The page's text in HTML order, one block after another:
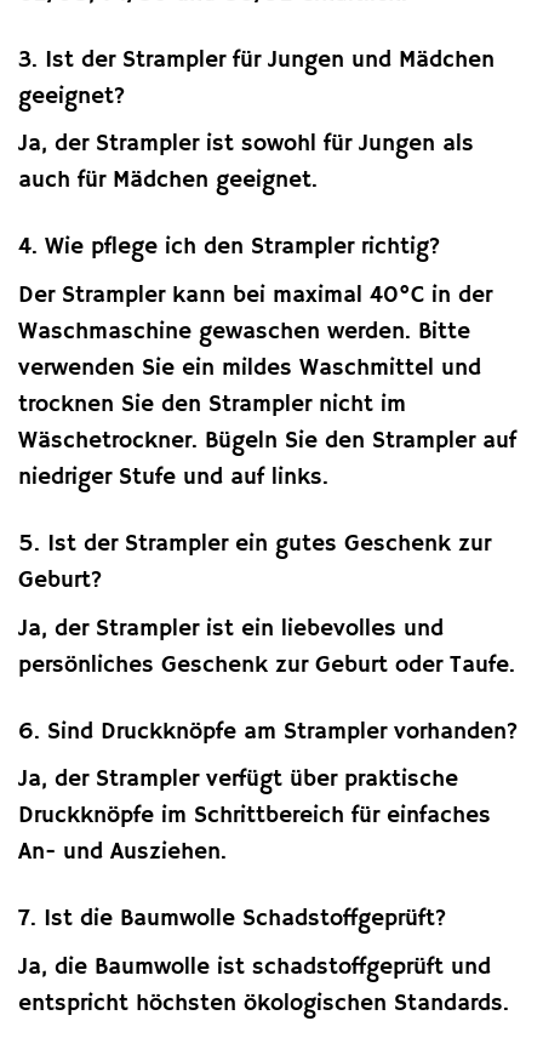
3. Ist der Strampler für Jungen und Mädchen
geeignet?
Ja, der Strampler ist sowohl für Jungen als
auch für Mädchen geeignet.
4. Wie pflege ich den Strampler richtig?
Der Strampler kann bei maximal 40°C in der
Waschmaschine gewaschen werden. Bitte
verwenden Sie ein mildes Waschmittel und
trocknen Sie den Strampler nicht im
Wäschetrockner. Bügeln Sie den Strampler auf
niedriger Stufe und auf links.
5. Ist der Strampler ein gutes Geschenk zur
Geburt?
Ja, der Strampler ist ein liebevolles und
persönliches Geschenk zur Geburt oder Taufe.
6. Sind Druckknöpfe am Strampler vorhanden?
Ja, der Strampler verfügt über praktische
Druckknöpfe im Schrittbereich für einfaches
An- und Ausziehen.
7. Ist die Baumwolle Schadstoffgeprüft?
Ja, die Baumwolle ist schadstoffgeprüft und
entspricht höchsten ökologischen Standards.